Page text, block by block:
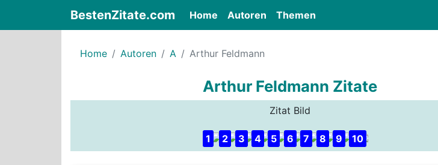
BestenZitate.com Home (current)
Autoren Themen
Home Autoren A Arthur Feldmann
Arthur Feldmann Zitate
Zitat Bild
1 2 3 4 5 6 7 8 9 10